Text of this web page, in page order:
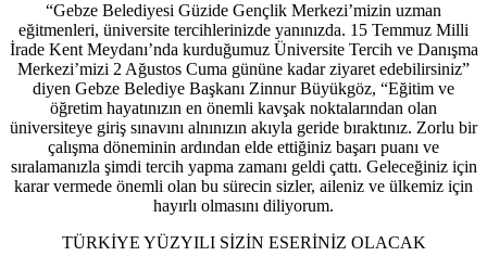
“Gebze Belediyesi Güzide Gençlik Merkezi’mizin uzman
eğitmenleri, üniversite tercihlerinizde yanınızda. 15 Temmuz Milli
İrade Kent Meydanı’nda kurduğumuz Üniversite Tercih ve Danışma
Merkezi’mizi 2 Ağustos Cuma gününe kadar ziyaret edebilirsiniz”
diyen Gebze Belediye Başkanı Zinnur Büyükgöz, “Eğitim ve
öğretim hayatınızın en önemli kavşak noktalarından olan
üniversiteye giriş sınavını alnınızın akıyla geride bıraktınız. Zorlu bir
çalışma döneminin ardından elde ettiğiniz başarı puanı ve
sıralamanızla şimdi tercih yapma zamanı geldi çattı. Geleceğiniz için
karar vermede önemli olan bu sürecin sizler, aileniz ve ülkemiz için
hayırlı olmasını diliyorum.
TÜRKİYE YÜZYILI SİZİN ESERİNİZ OLACAK